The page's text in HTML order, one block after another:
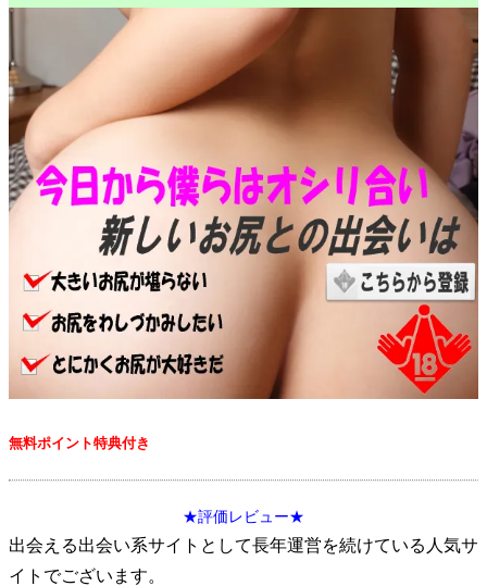
無料ポイント特典付き
★評価レビュー★
出会える出会い系サイトとして長年運営を続けている人気サ
イトでございます。